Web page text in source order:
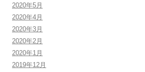
2020年5月
2020年4月
2020年3月
2020年2月
2020年1月
2019年12月